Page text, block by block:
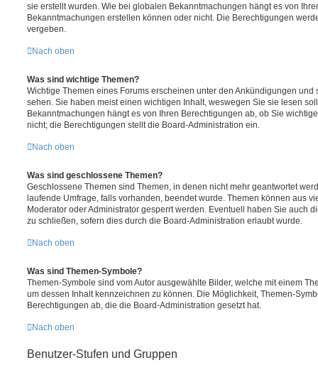
sie erstellt wurden. Wie bei globalen Bekanntmachungen hängt es von
Bekanntmachungen erstellen können oder nicht. Die Berechtigungen
vergeben.
Nach oben
Was sind wichtige Themen?
Wichtige Themen eines Forums erscheinen unter den Ankündigungen und
sehen. Sie haben meist einen wichtigen Inhalt, weswegen Sie sie lesen
Bekanntmachungen hängt es von Ihren Berechtigungen ab, ob Sie
nicht; die Berechtigungen stellt die Board-Administration ein.
Nach oben
Was sind geschlossene Themen?
Geschlossene Themen sind Themen, in denen nicht mehr geantwortet
laufende Umfrage, falls vorhanden, beendet wurde. Themen können aus
Moderator oder Administrator gesperrt werden. Eventuell haben Sie auch
zu schließen, sofern dies durch die Board-Administration erlaubt wurde.
Nach oben
Was sind Themen-Symbole?
Themen-Symbole sind vom Autor ausgewählte Bilder, welche mit einem
um dessen Inhalt kennzeichnen zu können. Die Möglichkeit, Themen-
Berechtigungen ab, die die Board-Administration gesetzt hat.
Nach oben
Benutzer-Stufen und Gruppen